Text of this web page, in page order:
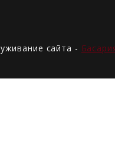
сайта -